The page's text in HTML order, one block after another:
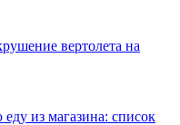
вертолета на
из магазина: список